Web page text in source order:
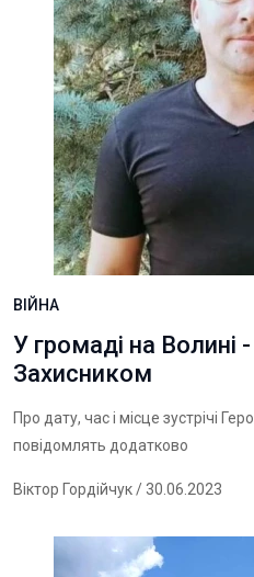
ВІЙНА
У громаді на Волині
Захисником
Про дату, час і місце зустрічі
повідомлять додатково
Віктор Гордійчук/ 30.06.2023